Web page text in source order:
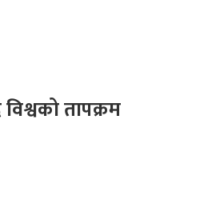
तापक्रम